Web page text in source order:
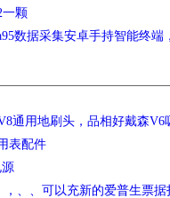
一颗
数据采集安卓手持智能终
通用地刷头，品相好戴森
表配件
、、可以充新的爱普生票